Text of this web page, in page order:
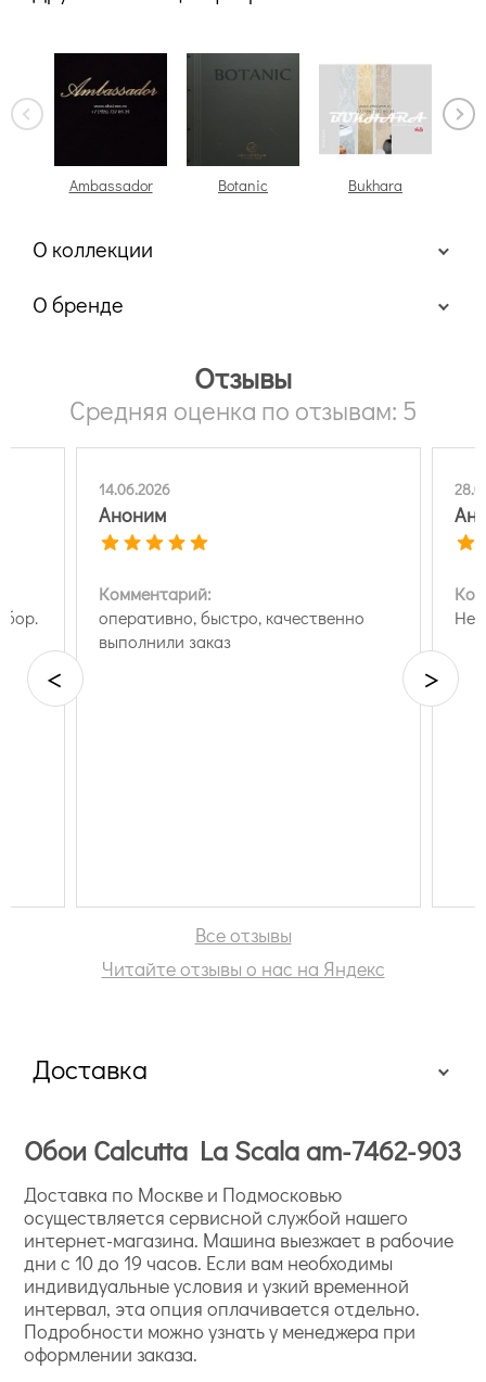
Ambassador Botanic Bukhara
О коллекции
О бренде
Отзывы
Средняя оценка по отзывам: 5
14.06.2026
Аноним
Комментарий:
оперативно, быстро, качественно
выполнили заказ
Нет
< >
Все отзывы
Читайте отзывы о нас на Яндекс
Доставка
Обои Calcutta La Scala am-7462-903
Доставка по Москве и Подмосковью
осуществляется сервисной службой нашего
интернет-магазина. Машина выезжает в рабочие
дни с 10 до 19 часов. Если вам необходимы
индивидуальные условия и узкий временной
интервал, эта опция оплачивается отдельно.
Подробности можно узнать у менеджера при
оформлении заказа.